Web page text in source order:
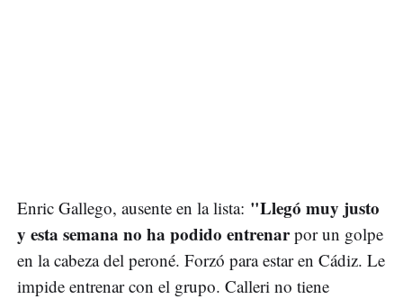
Enric Gallego, ausente en la lista: "Llegó muy justo
y esta semana no ha podido entrenarpor un golpe
en la cabeza del peroné. Forzó para estar en Cádiz. Le
impide entrenar con el grupo. Calleri no tiene